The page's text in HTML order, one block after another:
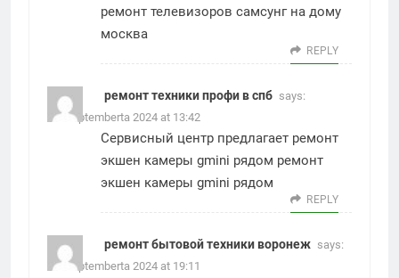
ремонт телевизоров самсунг на дому
москва
REPLY
ремонт техники профи в спб says:
27. Septemberta 2024 at 13:42
Сервисный центр предлагает ремонт
экшен камеры gmini рядом ремонт
экшен камеры gmini рядом
REPLY
ремонт бытовой техники воронеж says:
28. Septemberta 2024 at 19:11